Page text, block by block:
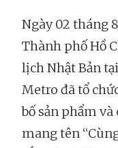
Ngày 02 tháng
Thành phố Hồ
lịch Nhật Bản
Metro đã tổ
bố sản phẩm
mang tên